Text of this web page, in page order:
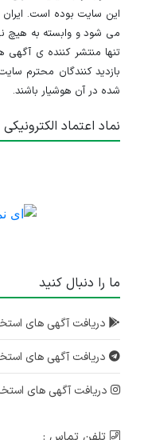
این سایت بوده است.
می شود و وابسته به هیچ
تنها منتشر کننده ی آگهی
بازدید کنندگان محترم
شده در آن هوشیار باشند.
نماد اعتماد الکترونیکی
ما را دنبال کنید
دریافت آگهی های
دریافت آگهی های
دریافت آگهی های